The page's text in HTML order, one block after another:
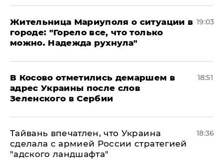
Жительница Мариуполя о ситуации в
городе: "Горело все, что только
можно. Надежда рухнула"
19:03
В Косово отметились демаршем в
адрес Украины после слов
Зеленского в Сербии
18:51
Тайвань впечатлен, что Украина
сделала с армией России стратегией
"адского ландшафта"
18:36